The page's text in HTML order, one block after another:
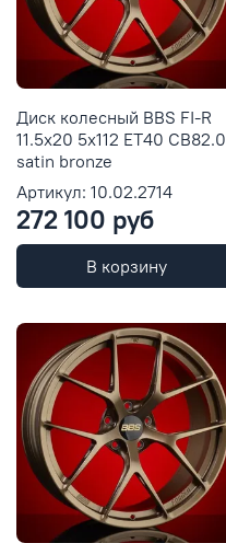
Диск колесный BBS FI-R
11.5x20 5x112 ET40 CB82.0
satin bronze
Артикул: 10.02.2714
272 100 руб
В корзину